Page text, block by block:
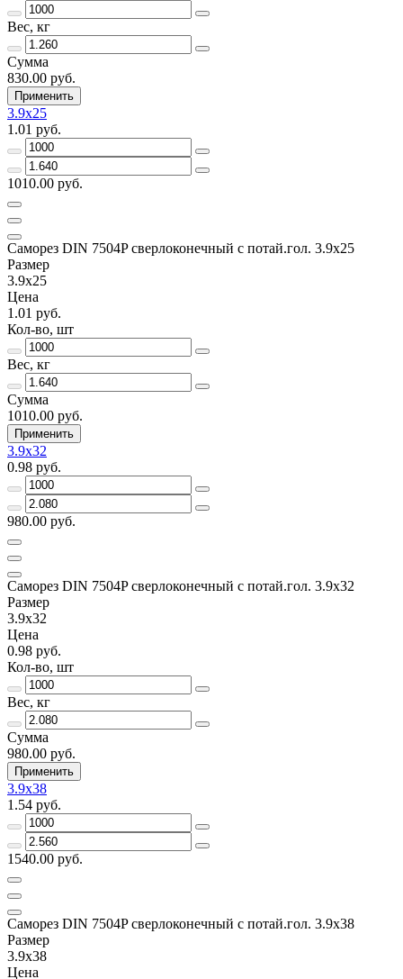
Вес, кг
Сумма
830.00 руб.
Применить
3.9x25
1.01 руб.
1010.00 руб.
Саморез DIN 7504P сверлоконечный с потай.гол. 3.9x25
Размер
3.9x25
Цена
1.01 руб.
Кол-во, шт
Вес, кг
Сумма
1010.00 руб.
Применить
3.9x32
0.98 руб.
980.00 руб.
Саморез DIN 7504P сверлоконечный с потай.гол. 3.9x32
Размер
3.9x32
Цена
0.98 руб.
Кол-во, шт
Вес, кг
Сумма
980.00 руб.
Применить
3.9x38
1.54 руб.
1540.00 руб.
Саморез DIN 7504P сверлоконечный с потай.гол. 3.9x38
Размер
3.9x38
Цена